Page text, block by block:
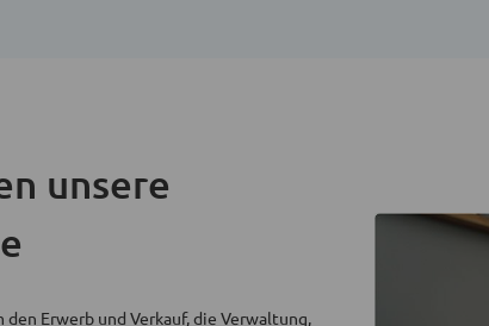
unsere
Erwerb und Verkauf, die Verwaltung,